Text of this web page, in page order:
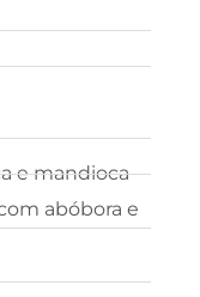
e mandioca
abóbora e